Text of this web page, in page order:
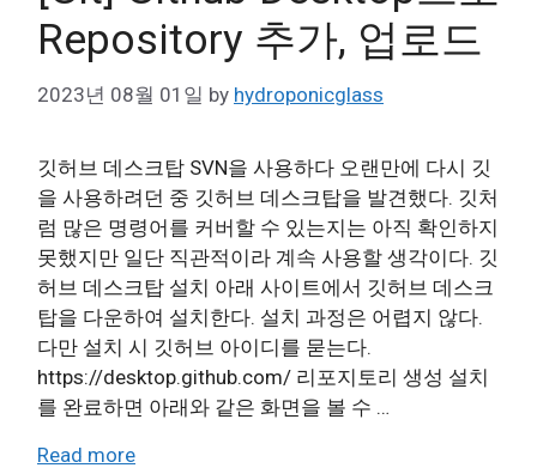
Repository 추가, 업로드
2023년 08월 01일 by hydroponicglass
깃허브 데스크탑 SVN을 사용하다 오랜만에 다시 깃
을 사용하려던 중 깃허브 데스크탑을 발견했다. 깃처
럼 많은 명령어를 커버할 수 있는지는 아직 확인하지
못했지만 일단 직관적이라 계속 사용할 생각이다. 깃
허브 데스크탑 설치 아래 사이트에서 깃허브 데스크
탑을 다운하여 설치한다. 설치 과정은 어렵지 않다.
다만 설치 시 깃허브 아이디를 묻는다.
https://desktop.github.com/ 리포지토리 생성 설치
를 완료하면 아래와 같은 화면을 볼 수 …
Read more